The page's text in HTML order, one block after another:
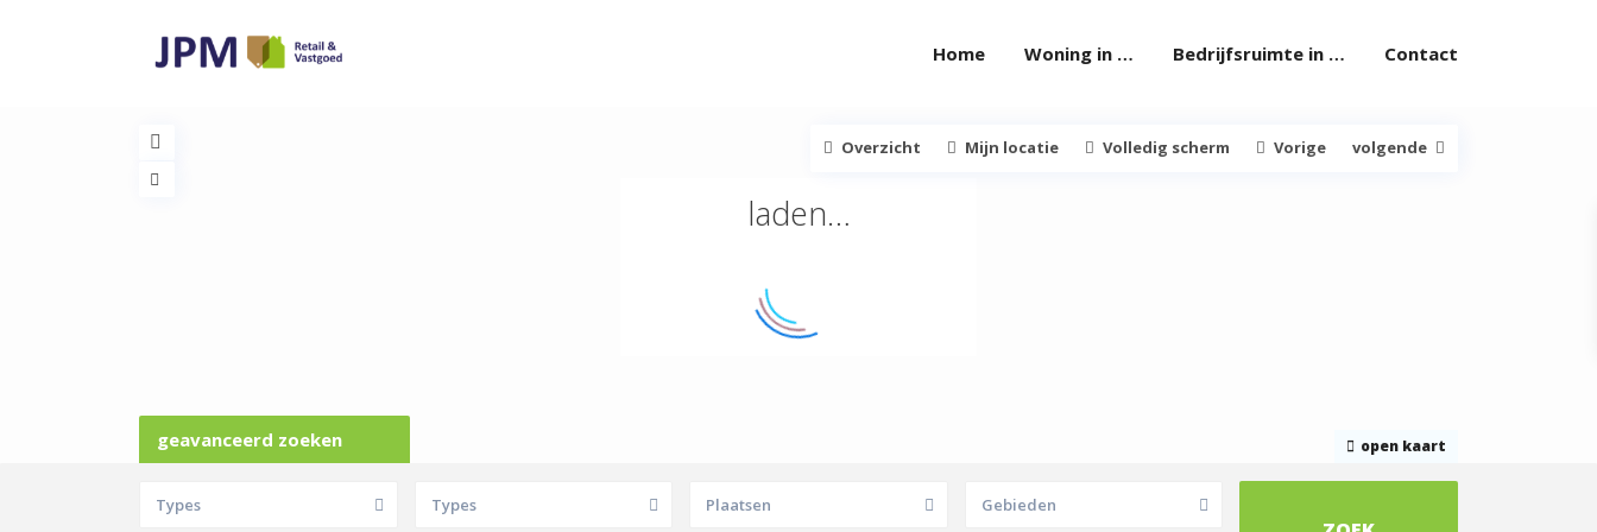
Home Woning in … Bedrijfsruimte in … Contact
laden…
open kaart
Overzicht Mijn locatie Volledig scherm Vorige volgende
geavanceerd zoeken
Types Types Plaatsen Gebieden